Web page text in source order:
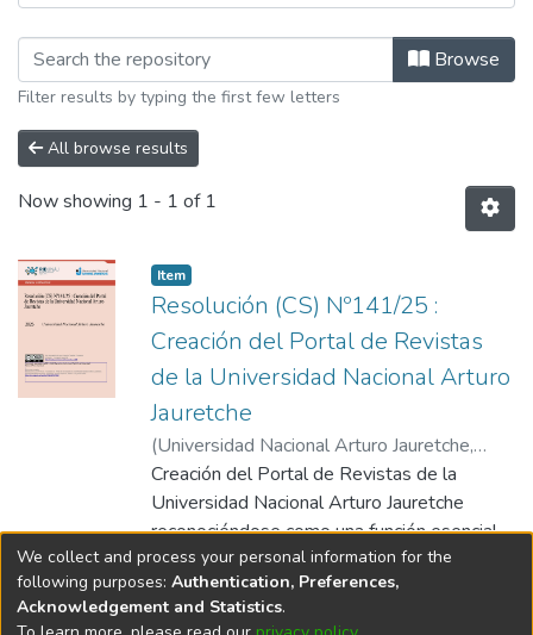
Browsing Consejo Superior byBrowse
Filter results by typing the first few letters
All browse results
Now showing 1 - 1 of 1
Item type:
Item,
Resolución (CS) Nº141/25 :
Creación del Portal de Revistas
de la Universidad Nacional Arturo
Jauretche
(Universidad Nacional Arturo Jauretche,
2025-07-07)Universidad Nacional Arturo
Jauretche. Consejo Superior; Universidad
Nacional Arturo Jauretche. Secretaria
Académica. Dirección de Biblioteca Central,
Repositorio Institucional Digital, Centro de
Documentación y Archivo Histórico
Creación del Portal de Revistas de la
Universidad Nacional Arturo Jauretche
reconociéndose como una función esencial
para la promoción y difusión del
conocimiento científico generado en esta
Universidad.
Show more
We collect and process your personal information for the
following purposes: Authentication, Preferences,
Acknowledgement and Statistics.